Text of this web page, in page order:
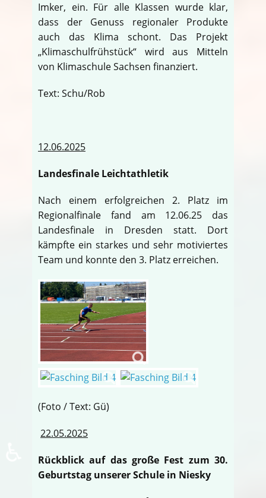
Imker, ein. Für alle Klassen wurde klar,
dass der Genuss regionaler Produkte
auch das Klima schont. Das Projekt
„Klimaschulfrühstück“ wird aus Mitteln
von Klimaschule Sachsen finanziert.
Text: Schu/Rob
12.06.2025
Landesfinale Leichtathletik
Nach einem erfolgreichen 2. Platz im
Regionalfinale fand am 12.06.25 das
Landesfinale in Dresden statt. Dort
kämpfte ein starkes und sehr motiviertes
Team und konnte den 3. Platz erreichen.
(Foto / Text: Gü)
22.05.2025
Rückblick auf das große Fest zum 30.
Geburtstag unserer Schule in Niesky